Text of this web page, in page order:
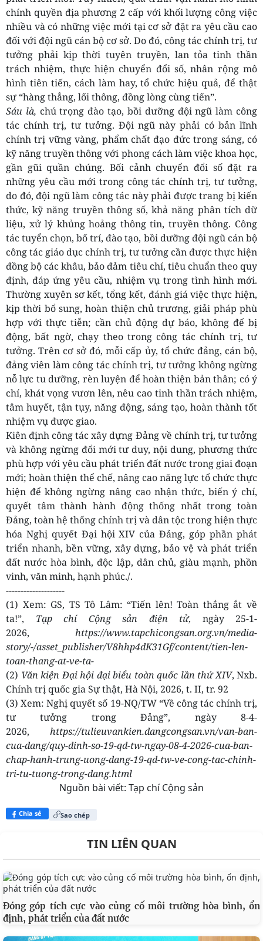
chính quyền địa phương 2 cấp với khối lượng công việc
nhiều và có những việc mới tại cơ sở đặt ra yêu cầu cao
đối với đội ngũ cán bộ cơ sở. Do đó, công tác chính trị, tư
tưởng phải kịp thời tuyên truyền, lan tỏa tinh thần
trách nhiệm, thực hiện chuyển đổi số, nhân rộng mô
hình tiên tiến, cách làm hay, tổ chức hiệu quả, để thật
sự “hàng thẳng, lối thông, đồng lòng cùng tiến”.
Sáu là, chú trọng đào tạo, bồi dưỡng đội ngũ làm công
tác chính trị, tư tưởng. Đội ngũ này phải có bản lĩnh
chính trị vững vàng, phẩm chất đạo đức trong sáng, có
kỹ năng truyền thông với phong cách làm việc khoa học,
gần gũi quần chúng. Bối cảnh chuyển đổi số đặt ra
những yêu cầu mới trong công tác chính trị, tư tưởng,
do đó, đội ngũ làm công tác này phải được trang bị kiến
thức, kỹ năng truyền thông số, khả năng phân tích dữ
liệu, xử lý khủng hoảng thông tin, truyền thông. Công
tác tuyển chọn, bố trí, đào tạo, bồi dưỡng đội ngũ cán bộ
công tác giáo dục chính trị, tư tưởng cần được thực hiện
đồng bộ các khâu, bảo đảm tiêu chí, tiêu chuẩn theo quy
định, đáp ứng yêu cầu, nhiệm vụ trong tình hình mới.
Thường xuyên sơ kết, tổng kết, đánh giá việc thực hiện,
kịp thời bổ sung, hoàn thiện chủ trương, giải pháp phù
hợp với thực tiễn; cần chủ động dự báo, không để bị
động, bất ngờ, chạy theo trong công tác chính trị, tư
tưởng. Trên cơ sở đó, mỗi cấp ủy, tổ chức đảng, cán bộ,
đảng viên làm công tác chính trị, tư tưởng không ngừng
nỗ lực tu dưỡng, rèn luyện để hoàn thiện bản thân; có ý
chí, khát vọng vươn lên, nêu cao tinh thần trách nhiệm,
tâm huyết, tận tụy, năng động, sáng tạo, hoàn thành tốt
nhiệm vụ được giao.
Kiên định công tác xây dựng Đảng về chính trị, tư tưởng
và không ngừng đổi mới tư duy, nội dung, phương thức
phù hợp với yêu cầu phát triển đất nước trong giai đoạn
mới; hoàn thiện thể chế, nâng cao năng lực tổ chức thực
hiện để không ngừng nâng cao nhận thức, biến ý chí,
quyết tâm thành hành động thống nhất trong toàn
Đảng, toàn hệ thống chính trị và dân tộc trong hiện thực
hóa Nghị quyết Đại hội XIV của Đảng, góp phần phát
triển nhanh, bền vững, xây dựng, bảo vệ và phát triển
đất nước hòa bình, độc lập, dân chủ, giàu mạnh, phồn
vinh, văn minh, hạnh phúc./.
--------------------
(1) Xem: GS, TS Tô Lâm: “Tiến lên! Toàn thắng ắt về
ta!”, Tạp chí Cộng sản điện tử, ngày 25-1-
2026, https://www.tapchicongsan.org.vn/media-
story/-/asset_publisher/V8hhp4dK31Gf/content/tien-len-
toan-thang-at-ve-ta-
(2) Văn kiện Đại hội đại biểu toàn quốc lần thứ XIV, Nxb.
Chính trị quốc gia Sự thật, Hà Nội, 2026, t. II, tr. 92
(3) Xem: Nghị quyết số 19-NQ/TW “Về công tác chính trị,
tư tưởng trong Đảng”, ngày 8-4-
2026, https://tulieuvankien.dangcongsan.vn/van-ban-
cua-dang/quy-dinh-so-19-qd-tw-ngay-08-4-2026-cua-ban-
chap-hanh-trung-uong-dang-19-qd-tw-ve-cong-tac-chinh-
tri-tu-tuong-trong-dang.html
Nguồn bài viết: Tạp chí Cộng sản
Chia sẻ Sao chép
TIN LIÊN QUAN
Đóng góp tích cực vào củng cố môi trường hòa bình, ổn
định, phát triển của đất nước